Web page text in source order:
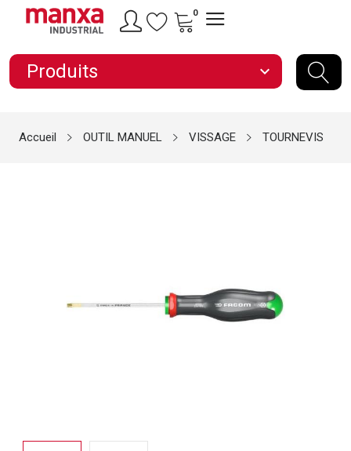
0
Produits expand_more
Accueil OUTIL MANUEL VISSAGE TOURNEVIS